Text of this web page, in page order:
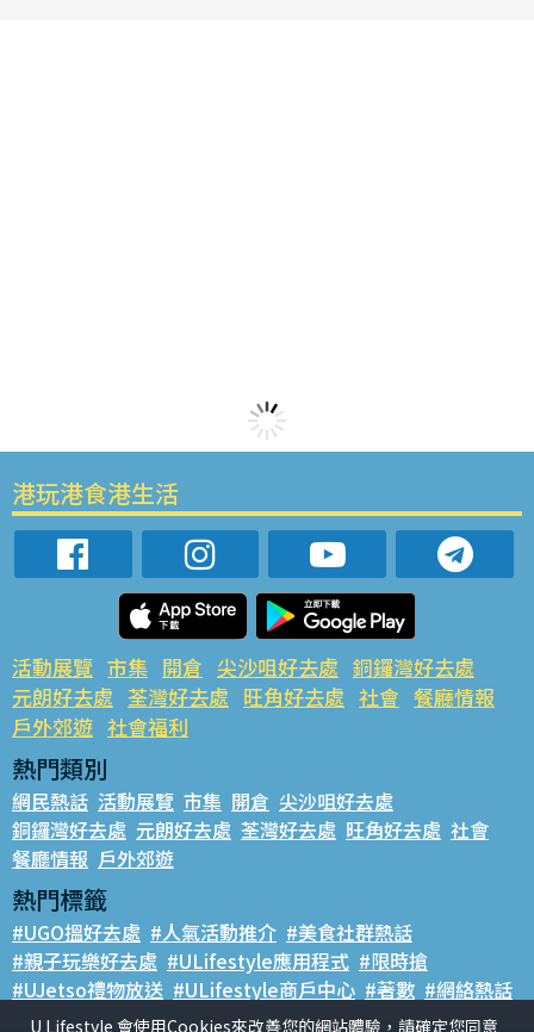
港玩港食港生活
活動展覽 市集 開倉 尖沙咀好去處 銅鑼灣好去處
元朗好去處 荃灣好去處 旺角好去處 社會 餐廳情報
戶外郊遊 社會福利
熱門類別
網民熱話 活動展覽 市集 開倉 尖沙咀好去處
銅鑼灣好去處 元朗好去處 荃灣好去處 旺角好去處 社會
餐廳情報 戶外郊遊
熱門標籤
#UGO搵好去處 #人氣活動推介 #美食社群熱話
#親子玩樂好去處 #ULifestyle應用程式 #限時搶
#UJetso禮物放送 #ULifestyle商戶中心 #著數 #網絡熱話
U Lifestyle 會使用Cookies來改善您的網站體驗，請確定您同意